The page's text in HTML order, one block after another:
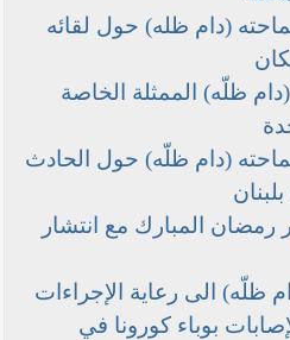
(دام ظله) حول لقائه
ظلّه) الممثلة الخاصة
(دام ظلّه) حول الحادث
المبارك مع انتشار
الى رعاية الإجراءات
بوباء كورونا في